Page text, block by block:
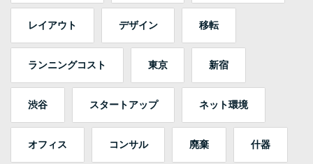
レイアウト デザイン 移転
ランニングコスト 東京 新宿
渋谷 スタートアップ ネット環境
オフィス コンサル 廃棄 什器